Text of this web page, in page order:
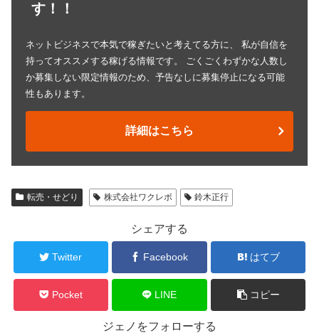
す！！
ネットビジネスで本気で稼ぎたいと考えてる方に、 私が自信を
持ってオススメする稼げる情報です。 ごくごくわずかな人数し
か募集しない限定情報のため、予告なしに募集停止になる可能
性もあります。
詳細はこちら
転売・せどり 株式会社ワクレボ 鈴木正行
シェアする
Twitter Facebook はてブ
Pocket LINE コピー
ジェノをフォローする